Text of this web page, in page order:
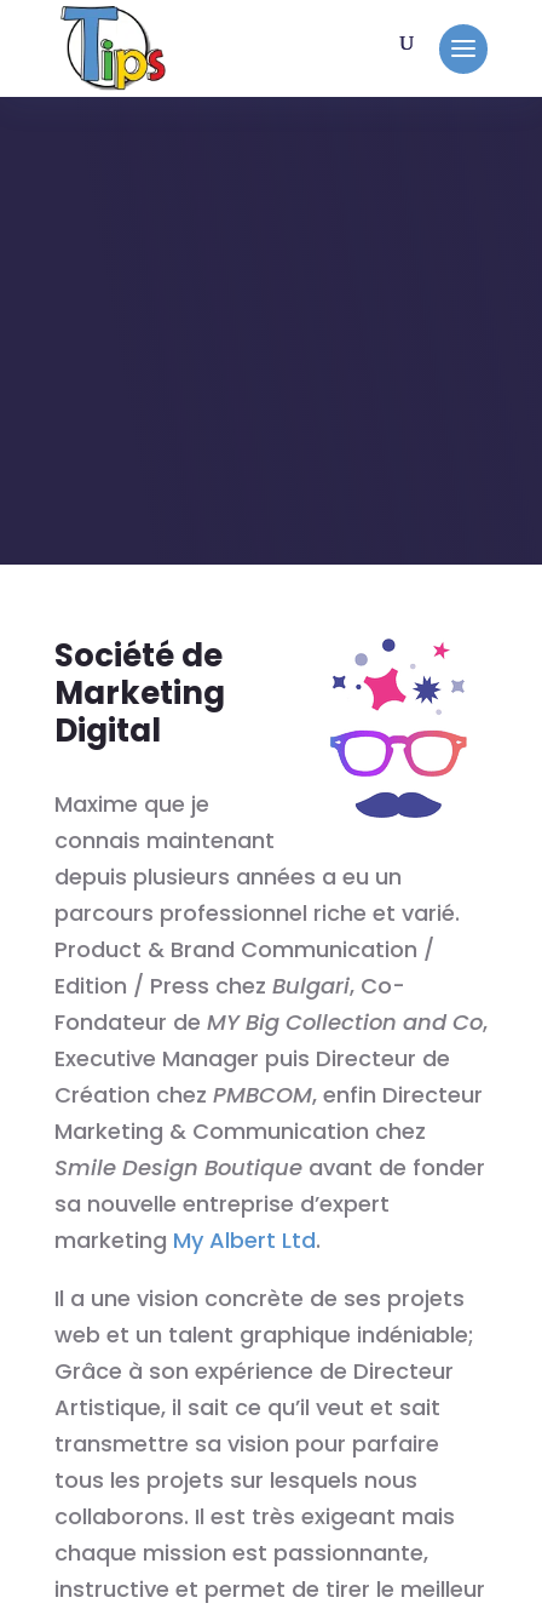
Société de
Marketing
Digital
Maxime que je
connais maintenant
depuis plusieurs années a eu un
parcours professionnel riche et varié.
Product & Brand Communication /
Edition / Press chez Bulgari, Co-
Fondateur de MY Big Collection and Co,
Executive Manager puis Directeur de
Création chez PMBCOM, enfin Directeur
Marketing & Communication chez
Smile Design Boutiqueavant de fonder
sa nouvelle entreprise d’expert
marketing My Albert Ltd.
Il a une vision concrète de ses projets
web et un talent graphique indéniable;
Grâce à son expérience de Directeur
Artistique, il sait ce qu’il veut et sait
transmettre sa vision pour parfaire
tous les projets sur lesquels nous
collaborons. Il est très exigeant mais
chaque mission est passionnante,
instructive et permet de tirer le meilleur